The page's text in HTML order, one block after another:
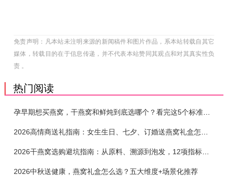
免责声明：凡本站未注明来源的新闻稿件和图片作品，系本站转载自其它
媒体，转载目的在于信息传递，并不代表本站赞同其观点和对其真实性负
责 。
热门阅读
孕早期想买燕窝，干燕窝和鲜炖到底选哪个？看完这5个标准再下单
2026干燕窝选购避坑指南：从原料、溯源到泡发，12项指标判断靠谱燕窝
2026中秋送健康，燕窝礼盒怎么选？五大维度+场景化推荐